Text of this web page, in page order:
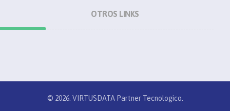
OTROS LINKS
© 2026. VIRTUSDATAPartner Tecnologico.